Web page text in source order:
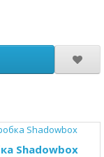
Shadowbox